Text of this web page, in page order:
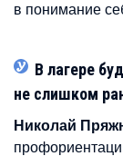
в понимание
В лагере
не слишком
Николай